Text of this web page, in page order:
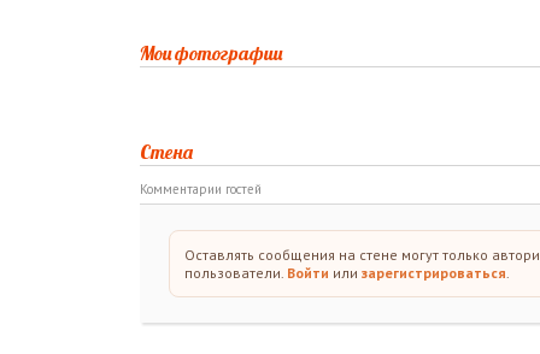
Мои фотографии
Стена
Комментарии гостей
Оставлять сообщения на стене могут только
пользователи. Войти или зарегистрироваться.